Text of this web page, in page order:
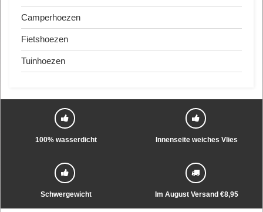
Camperhoezen
Fietshoezen
Tuinhoezen
100% wasserdicht Innenseite weiches Vlies
Schwergewicht Im August Versand €8,95